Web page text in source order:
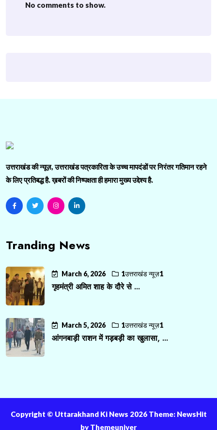
No comments to show.
उत्तराखंड की न्यूज़, उत्तराखंड पत्रकारिता के उच्च मापदंडों पर निरंतर गतिमान रहने
के लिए प्रतिबद्ध है. ख़बरों की निष्पक्षता ही हमारा मुख्य उद्देश्य है.
Tranding News
March 6, 2026 1उत्तराखंड न्यूज़1
गृहमंत्री अमित शाह के दौरे से ...
March 5, 2026 1उत्तराखंड न्यूज़1
आंगनबाड़ी राशन में गड़बड़ी का खुलासा, ...
Copyright ©️ Uttarakhand Ki News 2026 Theme: NewsHit
by Themeuniver